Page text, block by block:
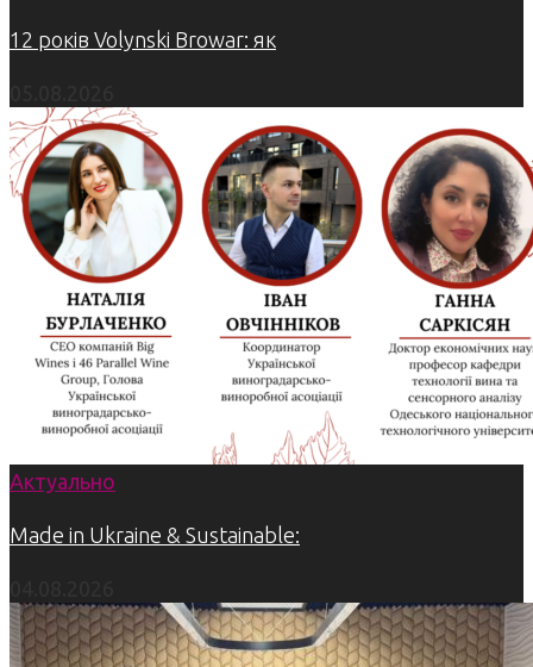
12 років Volynski Browar: як
Актуально
Made in Ukraine & Sustainable: